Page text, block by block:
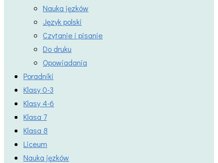
Nauka jęzków
Język polski
Czytanie i pisanie
Do druku
Opowiadania
Poradniki
Klasy 0-3
Klasy 4-6
Klasa 7
Klasa 8
Liceum
Nauka jęzków